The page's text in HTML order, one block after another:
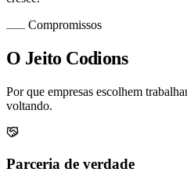
Compromissos
O Jeito Codions
Por que empresas escolhem
voltando.
Parceria de verdade